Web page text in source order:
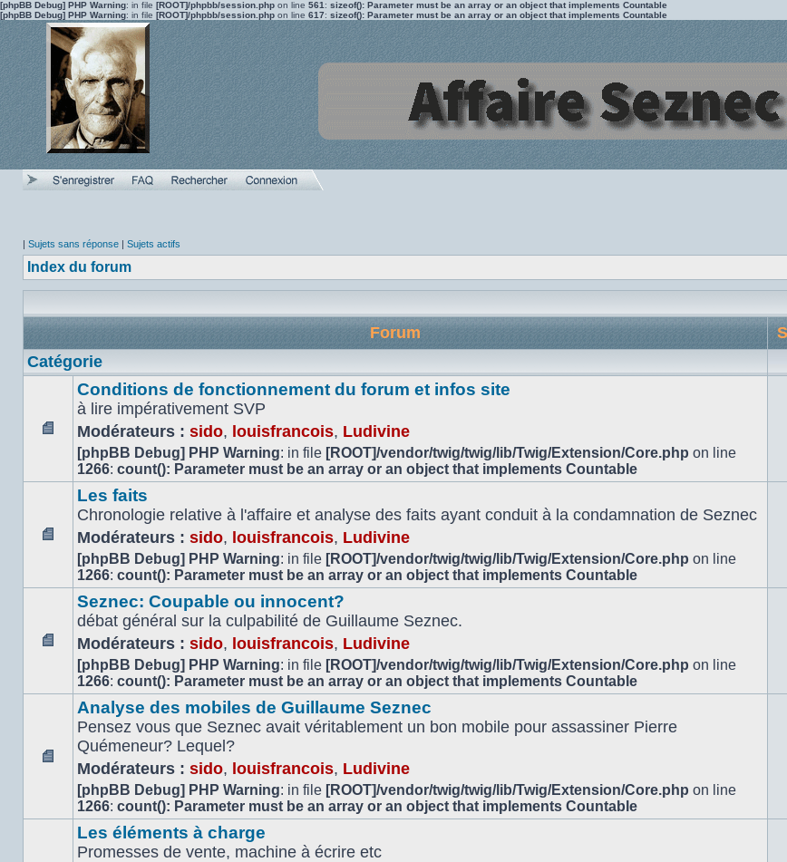
[phpBB Debug] PHP Warning: in file [ROOT]/phpbb/session.php on line 561 : sizeof(): Parameter must be an array or an object that implements Countable
[phpBB Debug] PHP Warning: in file [ROOT]/phpbb/session.php on line 617: sizeof(): Parameter must be an array or an object that implements Countable
| Sujets sans réponse | Sujets actifs
Index du forum
Forum
Catégorie
Aucun
message
non
Conditions de fonctionnement du forum et infos site
à lire impérativement SVP
Modérateurs : sido, louisfrancois, Ludivine
[phpBB Debug] PHP Warning: in file [ROOT]/vendor/twig/twig/lib/Twig/Extension/Core.php on line
1266: count(): Parameter must be an array or an object that implements Countable
Aucun
message
non
lu
Les faits
Chronologie relative à l'affaire et analyse des faits ayant conduit à la condamnation de Seznec
Modérateurs : sido, louisfrancois, Ludivine
[phpBB Debug] PHP Warning: in file [ROOT]/vendor/twig/twig/lib/Twig/Extension/Core.php on line
1266: count(): Parameter must be an array or an object that implements Countable
Aucun
message
non
lu
Seznec: Coupable ou innocent?
débat général sur la culpabilité de Guillaume Seznec.
Modérateurs : sido, louisfrancois, Ludivine
[phpBB Debug] PHP Warning: in file [ROOT]/vendor/twig/twig/lib/Twig/Extension/Core.php on line
1266: count(): Parameter must be an array or an object that implements Countable
Aucun
message
non
lu
Analyse des mobiles de Guillaume Seznec
Pensez vous que Seznec avait véritablement un bon mobile pour assassiner Pierre
Quémeneur? Lequel?
Modérateurs : sido, louisfrancois, Ludivine
[phpBB Debug] PHP Warning: in file [ROOT]/vendor/twig/twig/lib/Twig/Extension/Core.php on line
1266: count(): Parameter must be an array or an object that implements Countable
Les éléments à charge
Promesses de vente, machine à écrire etc